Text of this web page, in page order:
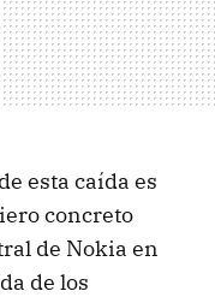
esta caída es
concreto
de Nokia en
de los